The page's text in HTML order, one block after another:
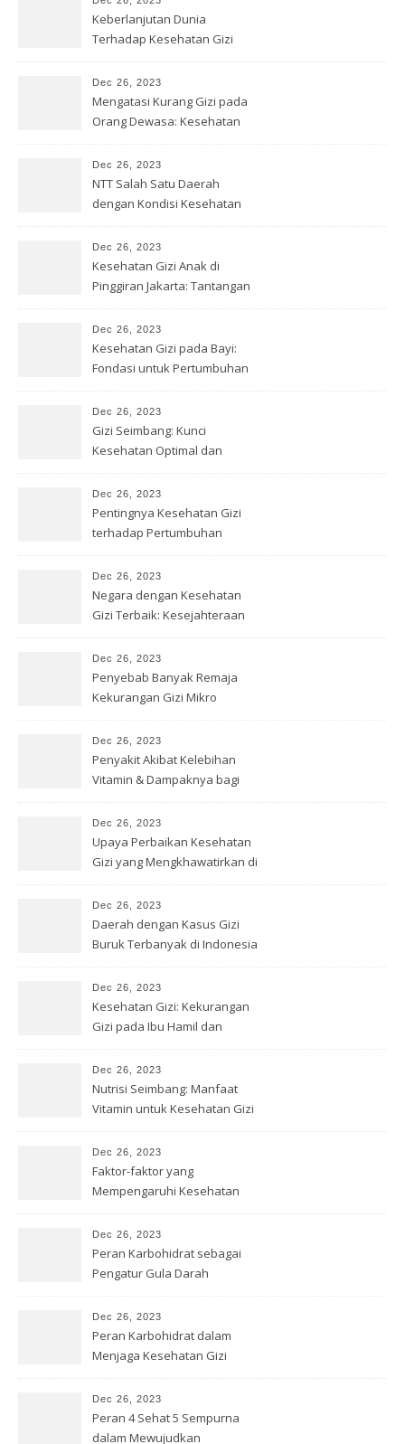
Keberlanjutan Dunia
Terhadap Kesehatan Gizi
Dec 26, 2023
Mengatasi Kurang Gizi pada
Orang Dewasa: Kesehatan
Dec 26, 2023
NTT Salah Satu Daerah
dengan Kondisi Kesehatan
Dec 26, 2023
Kesehatan Gizi Anak di
Pinggiran Jakarta: Tantangan
Dec 26, 2023
Kesehatan Gizi pada Bayi:
Fondasi untuk Pertumbuhan
Dec 26, 2023
Gizi Seimbang: Kunci
Kesehatan Optimal dan
Dec 26, 2023
Pentingnya Kesehatan Gizi
terhadap Pertumbuhan
Dec 26, 2023
Negara dengan Kesehatan
Gizi Terbaik: Kesejahteraan
Dec 26, 2023
Penyebab Banyak Remaja
Kekurangan Gizi Mikro
Dec 26, 2023
Penyakit Akibat Kelebihan
Vitamin & Dampaknya bagi
Dec 26, 2023
Upaya Perbaikan Kesehatan
Gizi yang Mengkhawatirkan di
Dec 26, 2023
Daerah dengan Kasus Gizi
Buruk Terbanyak di Indonesia
Dec 26, 2023
Kesehatan Gizi: Kekurangan
Gizi pada Ibu Hamil dan
Dec 26, 2023
Nutrisi Seimbang: Manfaat
Vitamin untuk Kesehatan Gizi
Dec 26, 2023
Faktor-faktor yang
Mempengaruhi Kesehatan
Dec 26, 2023
Peran Karbohidrat sebagai
Pengatur Gula Darah
Dec 26, 2023
Peran Karbohidrat dalam
Menjaga Kesehatan Gizi
Dec 26, 2023
Peran 4 Sehat 5 Sempurna
dalam Mewujudkan